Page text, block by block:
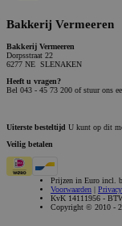
Bakkerij Vermeeren
Bakkerij Vermeeren
Dorpsstraat 22
6277 NE SLENAKEN
Heeft u vragen?
Bel 043 - 45 73 200 of stuur ons
Uiterste besteltijd U kunt op dit
Veilig betalen
Prijzen in Euro incl.
Voorwaarden | Privacy
KvK 14111956 -
Copyright © 2010 -